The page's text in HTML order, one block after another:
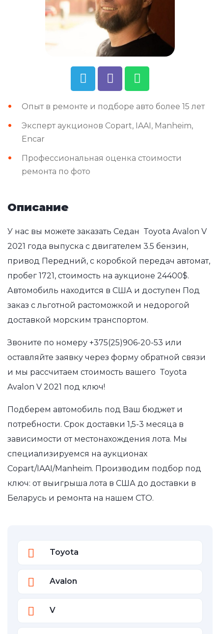
Опыт в ремонте и подборе авто более 15 лет
Эксперт аукционов Copart, IAAI, Manheim,
Encar
Профессиональная оценка стоимости
ремонта по фото
Описание
У нас вы можете заказать Седан Toyota Avalon V
2021 года выпуска с двигателем 3.5 бензин,
привод Передний, с коробкой передач автомат,
пробег 1721, стоимость на аукционе 24400$.
Автомобиль находится в США и доступен Под
заказ с льготной растоможкой и недорогой
доставкой морским транспортом.
Звоните по номеру +375(25)906-20-53 или
оставляйте заявку через форму обратной связи
и мы рассчитаем стоимость вашего Toyota
Avalon V 2021 под ключ!
Подберем автомобиль под Ваш бюджет и
потребности. Срок доставки 1,5-3 месяца в
зависимости от местонахождения лота. Мы
специализируемся на аукционах
Copart/IAAI/Manheim. Производим подбор под
ключ: от выигрыша лота в США до доставки в
Беларусь и ремонта на нашем СТО.
Toyota
Avalon
V